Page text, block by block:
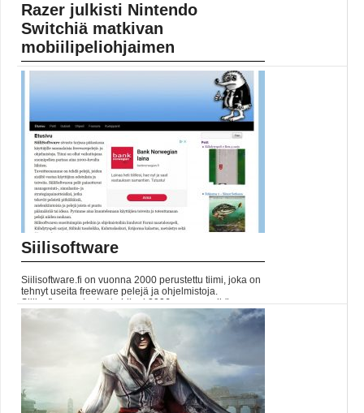
Razer julkisti Nintendo
Switchiä matkivan
mobiilipeliohjaimen
peliohjaimen, joka ottaa...
Siilisoftware
Siilisoftware.fi on vuonna 2000 perustettu tiimi, joka on
tehnyt useita freeware pelejä ja ohjelmistoja.
Siilisoftwaren tuotanto hiipui 2006 vuonna, eikä sen
jälkeen ole julkaistu, kuin epävirallisia testiversioita.
Eräjorma Eräjorma Kalast...